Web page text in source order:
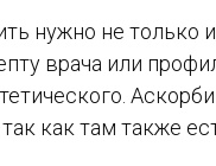
нужно не только
врача или
как там также